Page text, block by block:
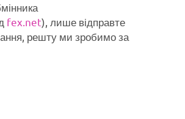
fex.net), лише відправте
решту ми зробимо за